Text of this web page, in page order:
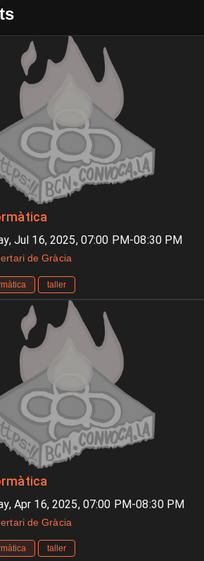
Jul 16, 2025, 07:00 PM-08:30 PM
de Gràcia
taller
Apr 16, 2025, 07:00 PM-08:30 PM
de Gràcia
taller